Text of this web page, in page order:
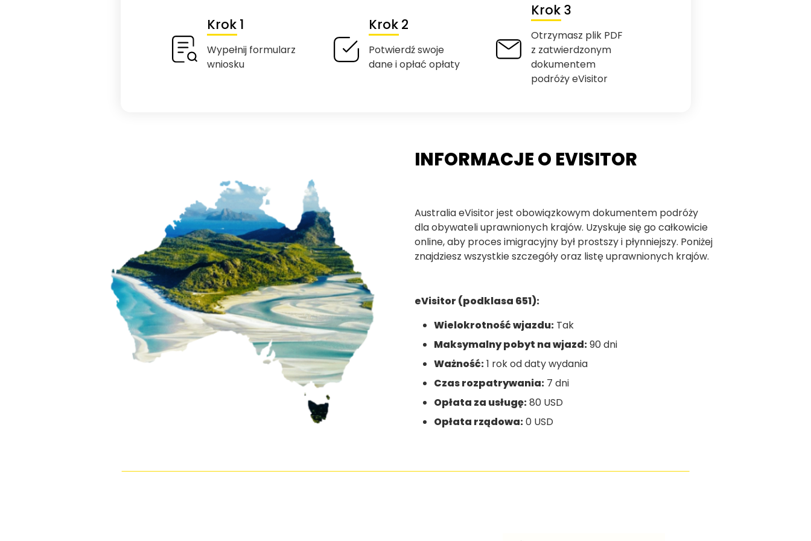
Krok 1
Wypełnij formularz
wniosku
Krok 2
Potwierdź swoje
dane i opłać opłaty
Krok 3
Otrzymasz plik PDF
z zatwierdzonym
dokumentem
podróży eVisitor
INFORMACJE O EVISITOR
Australia eVisitor jest obowiązkowym dokumentem podróży
dla obywateli uprawnionych krajów. Uzyskuje się go całkowicie
online, aby proces imigracyjny był prostszy i płynniejszy. Poniżej
znajdziesz wszystkie szczegóły oraz listę uprawnionych krajów.
eVisitor (podklasa 651):
Wielokrotność wjazdu: Tak
Maksymalny pobyt na wjazd:90 dni
Ważność:1 rok od daty wydania
Czas rozpatrywania: 7 dni
Opłata za usługę:80 USD
Opłata rządowa:0 USD